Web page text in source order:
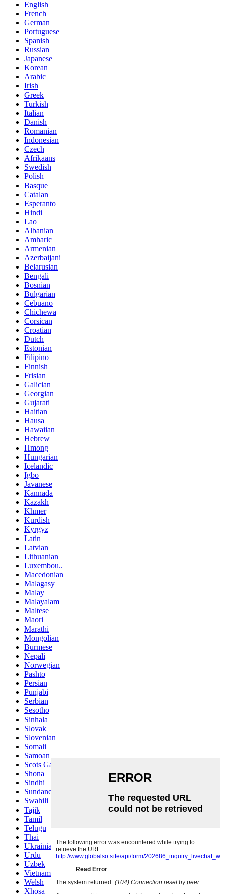
English
French
German
Portuguese
Spanish
Russian
Japanese
Korean
Arabic
Irish
Greek
Turkish
Italian
Danish
Romanian
Indonesian
Czech
Afrikaans
Swedish
Polish
Basque
Catalan
Esperanto
Hindi
Lao
Albanian
Amharic
Armenian
Azerbaijani
Belarusian
Bengali
Bosnian
Bulgarian
Cebuano
Chichewa
Corsican
Croatian
Dutch
Estonian
Filipino
Finnish
Frisian
Galician
Georgian
Gujarati
Haitian
Hausa
Hawaiian
Hebrew
Hmong
Hungarian
Icelandic
Igbo
Javanese
Kannada
Kazakh
Khmer
Kurdish
Kyrgyz
Latin
Latvian
Lithuanian
Luxembou..
Macedonian
Malagasy
Malay
Malayalam
Maltese
Maori
Marathi
Mongolian
Burmese
Nepali
Norwegian
Pashto
Persian
Punjabi
Serbian
Sesotho
Sinhala
Slovak
Slovenian
Somali
Samoan
Scots Gaelic
Shona
Sindhi
Sundanese
Swahili
Tajik
Tamil
Telugu
Thai
Ukrainian
Urdu
Uzbek
Vietnamese
Welsh
Xhosa